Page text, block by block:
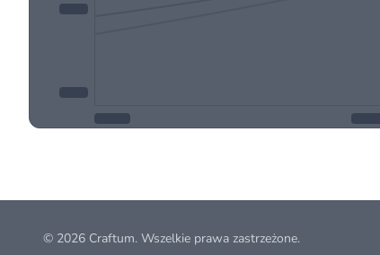
© 2026 Craftum. Wszelkie prawa zastrzeżone.